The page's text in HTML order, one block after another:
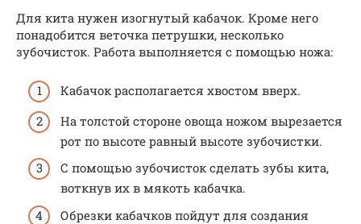
Для кита нужен изогнутый кабачок. Кроме него
понадобится веточка петрушки, несколько
зубочисток. Работа выполняется с помощью ножа:
Кабачок располагается хвостом вверх.
На толстой стороне овоща ножом вырезается
рот по высоте равный высоте зубочистки.
С помощью зубочисток сделать зубы кита,
воткнув их в мякоть кабачка.
Обрезки кабачков пойдут для создания